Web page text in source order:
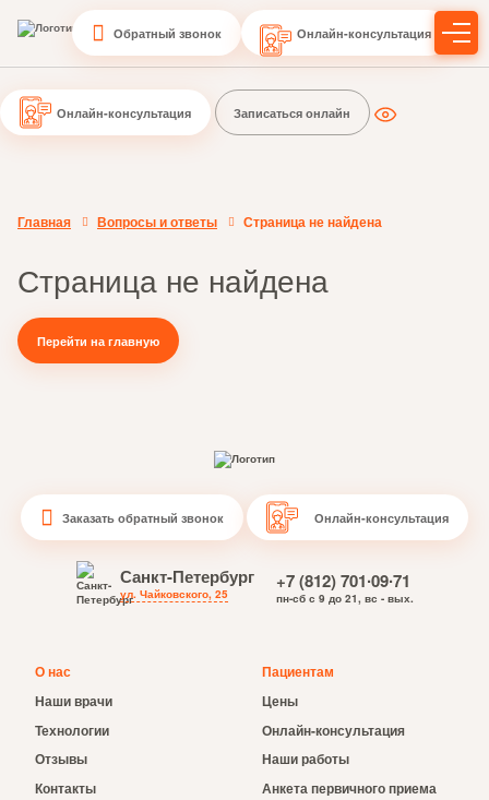
Обратный звонок Онлайн-консультация
Онлайн-консультация Записаться онлайн
Главная Вопросы и ответы Страница не найдена
Страница не найдена
Перейти на главную
Санкт-Петербург
ул. Чайковского, 25
+7 (812) 701∙09∙71
пн-сб с 9 до 21, вс - вых.
Заказать обратный звонок Онлайн-консультация
О нас
Наши врачи
Технологии
Отзывы
Контакты
Пациентам
Цены
Онлайн-консультация
Наши работы
Анкета первичного приема